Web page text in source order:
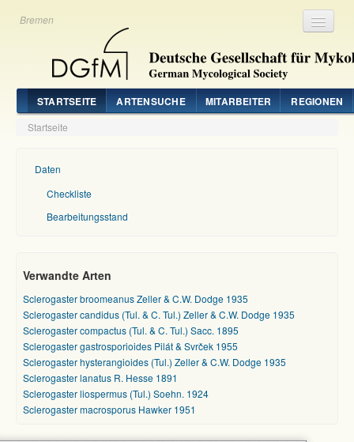
Bremen
STARTSEITE ARTENSUCHE MITARBEITER REGIONEN
Startseite
Daten
Checkliste
Bearbeitungsstand
Verwandte Arten
Sclerogaster broomeanus Zeller & C.W. Dodge 1935
Sclerogaster candidus (Tul. & C. Tul.) Zeller & C.W. Dodge 1935
Sclerogaster compactus (Tul. & C. Tul.) Sacc. 1895
Sclerogaster gastrosporioides Pilát & Svrček 1955
Sclerogaster hysterangioides (Tul.) Zeller & C.W. Dodge 1935
Sclerogaster lanatus R. Hesse 1891
Sclerogaster liospermus (Tul.) Soehn. 1924
Sclerogaster macrosporus Hawker 1951